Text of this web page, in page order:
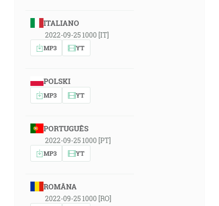
ITALIANO
2022-09-25 1000 [IT]
MP3 YT
POLSKI
MP3 YT
PORTUGUÊS
2022-09-25 1000 [PT]
MP3 YT
ROMÂNA
2022-09-25 1000 [RO]